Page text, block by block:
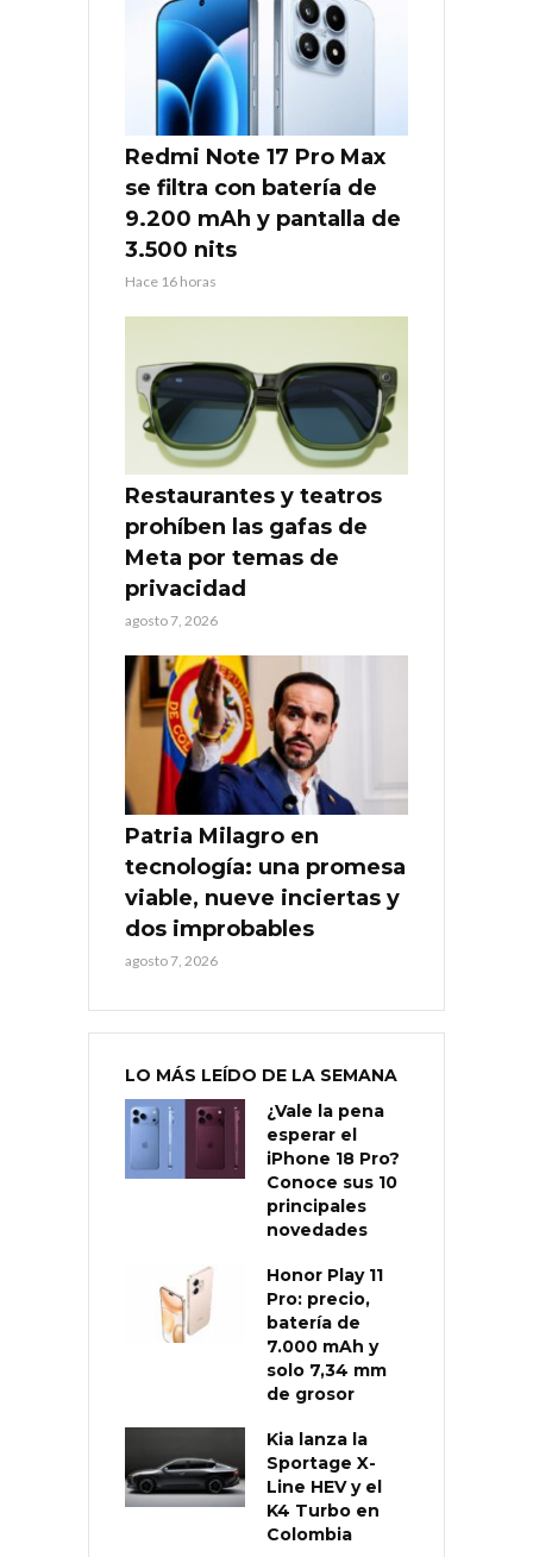
Redmi Note 17 Pro Max
se filtra con batería de
9.200 mAh y pantalla de
3.500 nits
Hace 16 horas
Restaurantes y teatros
prohíben las gafas de
Meta por temas de
privacidad
agosto 7, 2026
Patria Milagro en
tecnología: una promesa
viable, nueve inciertas y
dos improbables
agosto 7, 2026
LO MÁS LEÍDO DE LA SEMANA
¿Vale la pena
esperar el
iPhone 18 Pro?
Conoce sus 10
principales
novedades
Honor Play 11
Pro: precio,
batería de
7.000 mAh y
solo 7,34 mm
de grosor
Kia lanza la
Sportage X-
Line HEV y el
K4 Turbo en
Colombia